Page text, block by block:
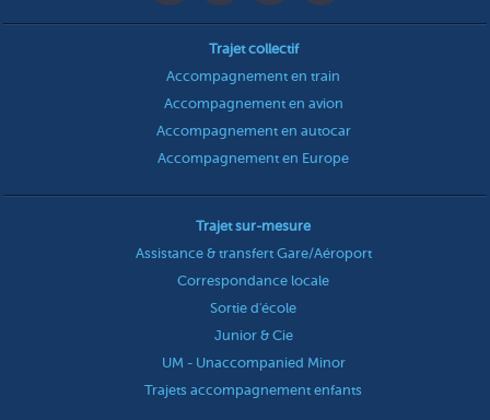
Trajet collectif
Accompagnement en train
Accompagnement en avion
Accompagnement en autocar
Accompagnement en Europe
Trajet sur-mesure
Assistance & transfert Gare/Aéroport
Correspondance locale
Sortie d'école
Junior & Cie
UM - Unaccompanied Minor
Trajets accompagnement enfants